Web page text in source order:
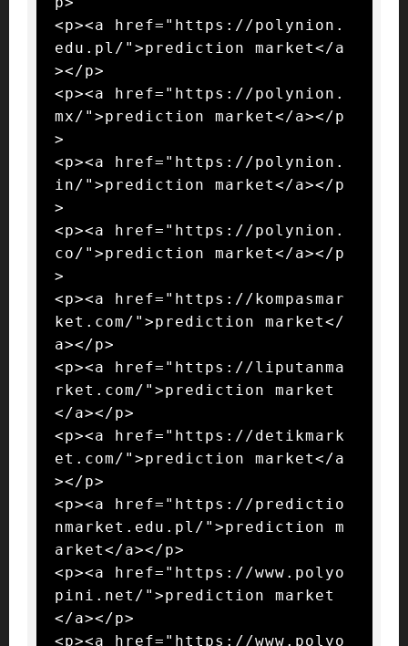
<p><a href="https://polynion.
edu.pl/">prediction market</a
></p>
<p><a href="https://polynion.
mx/">prediction market</a></p
>
<p><a href="https://polynion.
in/">prediction market</a></p
>
<p><a href="https://polynion.
co/">prediction market</a></p
>
<p><a href="https://kompasmar
ket.com/">prediction market</
a></p>
<p><a href="https://liputanma
rket.com/">prediction market
</a></p>
<p><a href="https://detikmark
et.com/">prediction market</a
></p>
<p><a href="https://predictio
nmarket.edu.pl/">prediction m
arket</a></p>
<p><a href="https://www.polyo
pini.net/">prediction market
</a></p>
<p><a href="https://www.polyo